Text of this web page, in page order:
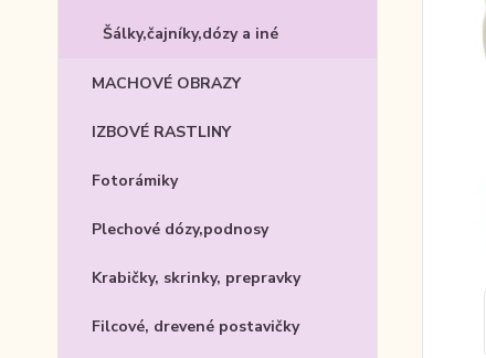
Šálky,čajníky,dózy a iné
MACHOVÉ OBRAZY
IZBOVÉ RASTLINY
Fotorámiky
Plechové dózy,podnosy
Krabičky, skrinky, prepravky
Filcové, drevené postavičky